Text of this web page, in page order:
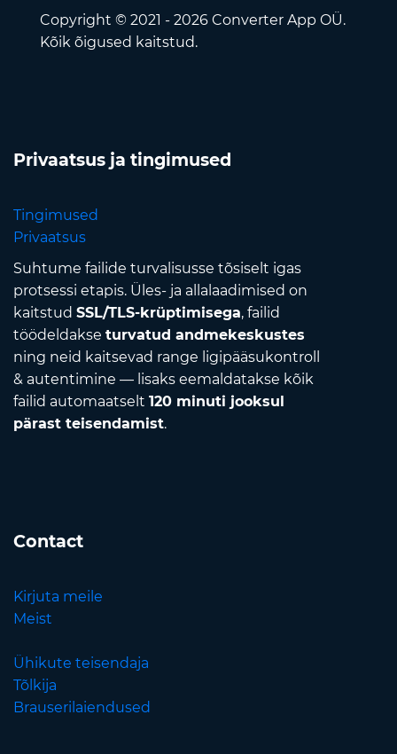
Copyright © 2021 - 2026 Converter App OÜ.
Kõik õigused kaitstud.
Privaatsus ja tingimused
Tingimused
Privaatsus
Suhtume failide turvalisusse tõsiselt igas
protsessi etapis. Üles- ja allalaadimised on
kaitstud SSL/TLS-krüptimisega, failid
töödeldakse turvatud andmekeskustes
ning neid kaitsevad range ligipääsukontroll
& autentimine — lisaks eemaldatakse kõik
failid automaatselt 120 minuti jooksul
pärast teisendamist.
Contact
Kirjuta meile
Meist
Ühikute teisendaja
Tõlkija
Brauserilaiendused